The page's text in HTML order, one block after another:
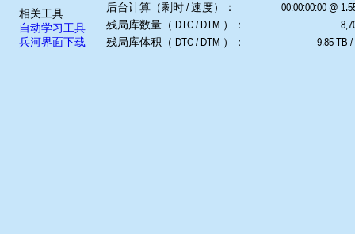
相关工具
自动学习工具
兵河界面下载
后台计算（剩时 / 速度）：
00:00:00:00 @
残局库数量（ DTC / DTM ）：
残局库体积（ DTC / DTM ）：
9.85 TB